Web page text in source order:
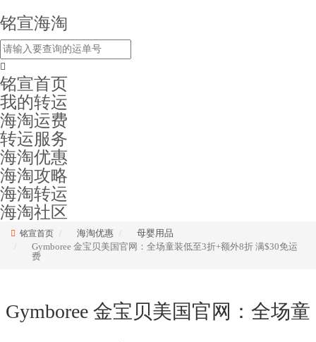
铭宣海淘
铭宣首页
我的转运
海淘运费
转运服务
海淘优惠
海淘攻略
海淘转运
海淘社区
铭宣首页 海淘优惠
母婴用品
Gymboree 金宝贝美国官网：全场童装低至3折+额外8折 满$30免运
费
Gymboree 金宝贝美国官网：全场童